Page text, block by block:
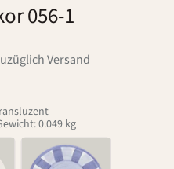
056-1
Versand
0.049 kg